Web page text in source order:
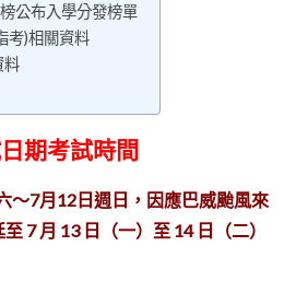
公布入學分發榜單
考)相關資料
料
期考試時間
～7月12日週日，因應巴威颱風來
7 月 13 日（一）至 14 日（二）